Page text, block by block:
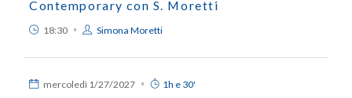
Contemporary con S. Moretti
18:30 Simona Moretti
mercoledì 1/27/2027 1h e 30'